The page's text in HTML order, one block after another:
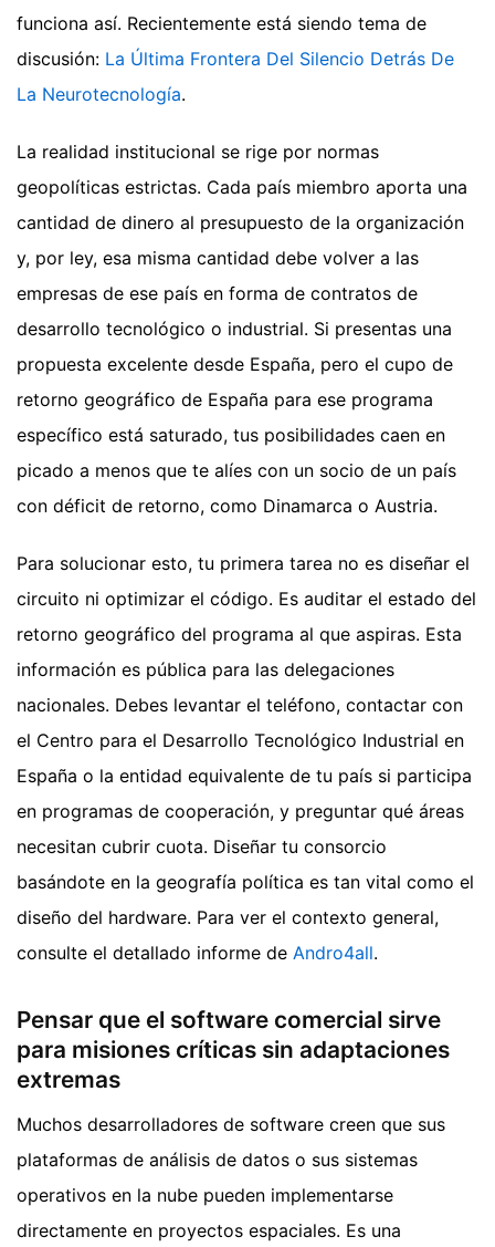
funciona así. Recientemente está siendo tema de
discusión: La Última Frontera Del Silencio Detrás De
La Neurotecnología.
La realidad institucional se rige por normas
geopolíticas estrictas. Cada país miembro aporta una
cantidad de dinero al presupuesto de la organización
y, por ley, esa misma cantidad debe volver a las
empresas de ese país en forma de contratos de
desarrollo tecnológico o industrial. Si presentas una
propuesta excelente desde España, pero el cupo de
retorno geográfico de España para ese programa
específico está saturado, tus posibilidades caen en
picado a menos que te alíes con un socio de un país
con déficit de retorno, como Dinamarca o Austria.
Para solucionar esto, tu primera tarea no es diseñar el
circuito ni optimizar el código. Es auditar el estado del
retorno geográfico del programa al que aspiras. Esta
información es pública para las delegaciones
nacionales. Debes levantar el teléfono, contactar con
el Centro para el Desarrollo Tecnológico Industrial en
España o la entidad equivalente de tu país si participa
en programas de cooperación, y preguntar qué áreas
necesitan cubrir cuota. Diseñar tu consorcio
basándote en la geografía política es tan vital como el
diseño del hardware. Para ver el contexto general,
consulte el detallado informe de Andro4all.
Pensar que el software comercial sirve
para misiones críticas sin adaptaciones
extremas
Muchos desarrolladores de software creen que sus
plataformas de análisis de datos o sus sistemas
operativos en la nube pueden implementarse
directamente en proyectos espaciales. Es una